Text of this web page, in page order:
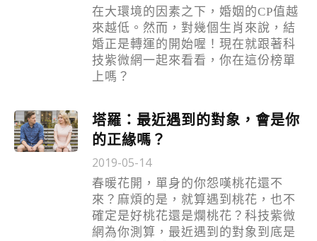
在大環境的因素之下，婚姻的CP值越
來越低。然而，對幾個生肖來說，結
婚正是轉運的開始喔！現在就跟著科
技紫微網一起來看看，你在這份榜單
上嗎？
塔羅：最近遇到的對象，會是你
的正緣嗎？
2019-05-14
春暖花開，單身的你怨嘆桃花還不
來？麻煩的是，就算遇到桃花，也不
確定是好桃花還是爛桃花？科技紫微
網為你測算，最近遇到的對象到底是